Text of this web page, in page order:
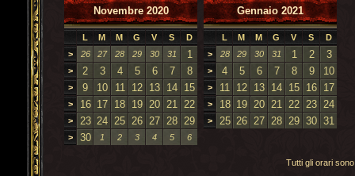
Novembre 2020
L M M G V S
D
>
26 27 28 29 30 31 1
> 2 3 4 5 6 7 8
> 9 10 11 12 13 14 15
> 16 17 18 19 20 21 22
> 23 24 25 26 27 28 29
> 30 1 2 3 4 5 6
Gennaio 2021
L M M G V S
D
>
28 29 30 31 1 2 3
> 4 5 6 7 8 9 10
> 11 12 13 14 15 16 17
> 18 19 20 21 22 23 24
> 25 26 27 28 29 30 31
Tutti gli orari